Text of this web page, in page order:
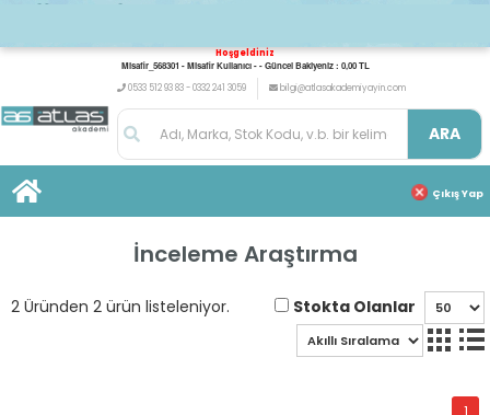
Hoşgeldiniz
Misafir_568301 - Misafir Kullanıcı - - Güncel Bakiyeniz : 0,00 TL
0533 512 93 83 - 0332 241 3059
bilgi@atlasakademiyayin.com
ARA
Çıkış Yap
İnceleme Araştırma
2 Üründen 2 ürün listeleniyor. Stokta Olanlar
1